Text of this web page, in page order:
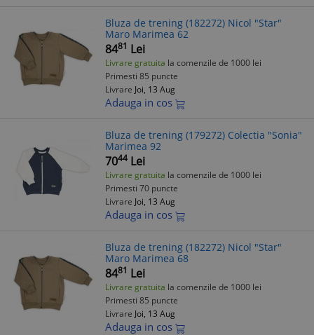
Bluza de trening (182272) Nicol "Star"
Maro Marimea 62
8481 Lei
Livrare gratuita la comenzile de 1000 lei
Primesti 85 puncte
Livrare Joi, 13 Aug
Adauga in cos
Bluza de trening (179272) Colectia "Sonia"
Marimea 92
7044 Lei
Livrare gratuita la comenzile de 1000 lei
Primesti 70 puncte
Livrare Joi, 13 Aug
Adauga in cos
Bluza de trening (182272) Nicol "Star"
Maro Marimea 68
8481 Lei
Livrare gratuita la comenzile de 1000 lei
Primesti 85 puncte
Livrare Joi, 13 Aug
Adauga in cos